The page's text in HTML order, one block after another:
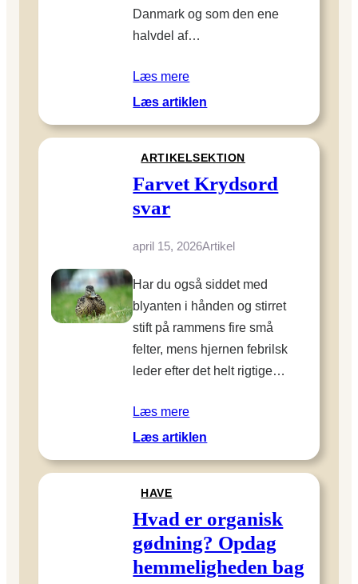
Danmark og som den ene
halvdel af…
Læs mere
Læs artiklen
l
e
S
t
h
n
s
e
n
:
n
–
d
ø
t
ARTIKELSEKTION
Farvet Krydsord
svar
april 15, 2026Artikel
Har du også siddet med
blyanten i hånden og stirret
stift på rammens fire små
felter, mens hjernen febrilsk
leder efter det helt rigtige…
Læs mere
Læs artiklen
a
e
t
K
HAVE
Hvad er organisk
gødning? Opdag
hemmeligheden bag